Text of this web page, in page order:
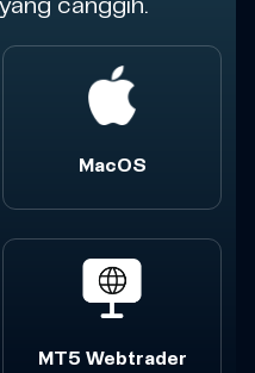
canggih.
MacOS
MT5 Webtrader